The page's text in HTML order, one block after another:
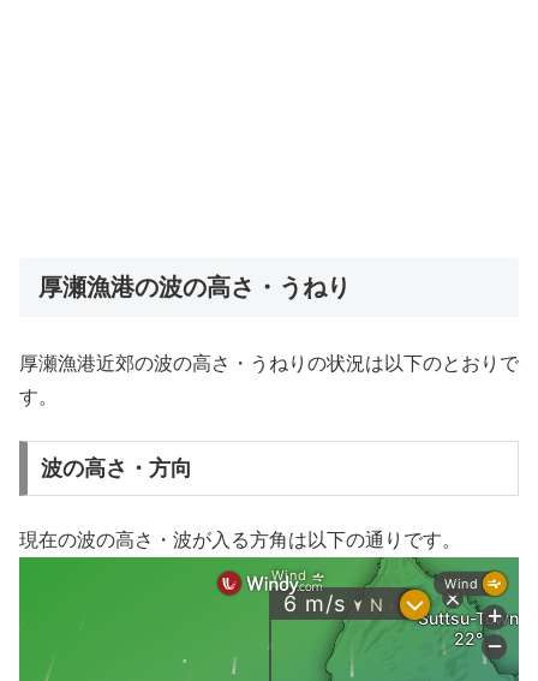
厚瀬漁港の波の高さ・うねり
厚瀬漁港近郊の波の高さ・うねりの状況は以下のとおりで
す。
波の高さ・方向
現在の波の高さ・波が入る方角は以下の通りです。